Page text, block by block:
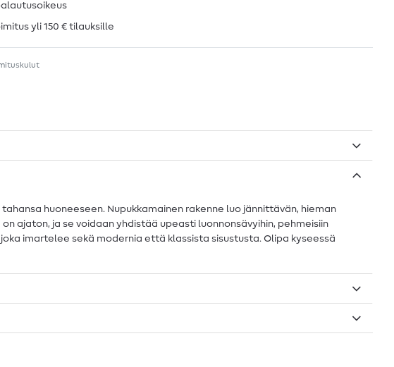
yli 150 € tilauksille
huoneeseen. Nupukkamainen rakenne luo jännittävän, hieman
ajaton, ja se voidaan yhdistää upeasti luonnonsävyihin, pehmeisiin
imartelee sekä modernia että klassista sisustusta. Olipa kyseessä